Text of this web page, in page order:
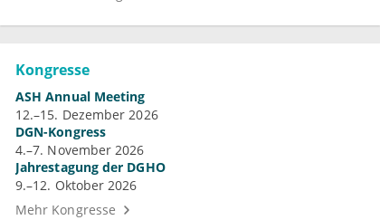
Kongresse
ASH Annual Meeting
12.–15. Dezember 2026
DGN-Kongress
4.–7. November 2026
Jahrestagung der DGHO
9.–12. Oktober 2026
Mehr Kongresse